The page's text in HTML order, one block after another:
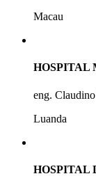
Macau
HOSPITAL
eng.
Luanda
HOSPITAL